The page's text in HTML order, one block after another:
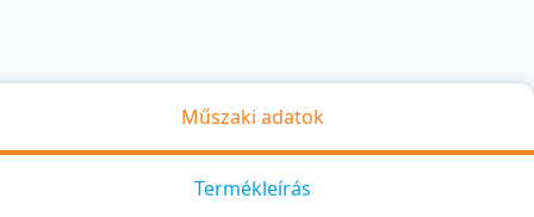
Műszaki adatok
Termékleírás